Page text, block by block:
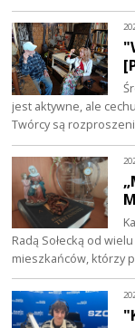
jest aktywne, ale
Twórcy są
Radą Sołecką od
mieszkańców, którzy